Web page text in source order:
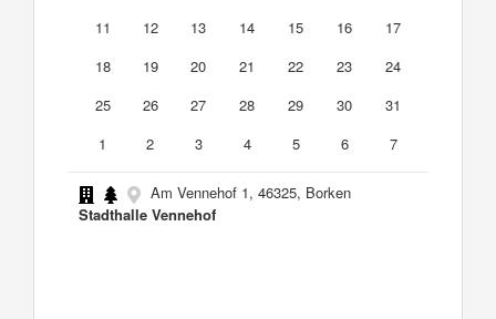
11
12 13 14 15 16
17
18
19 20 21 22 23
24
25
26 27 28 29 30
31
1
2 3 4 5 6 7
Am Vennehof 1, 46325, Borken
Stadthalle Vennehof